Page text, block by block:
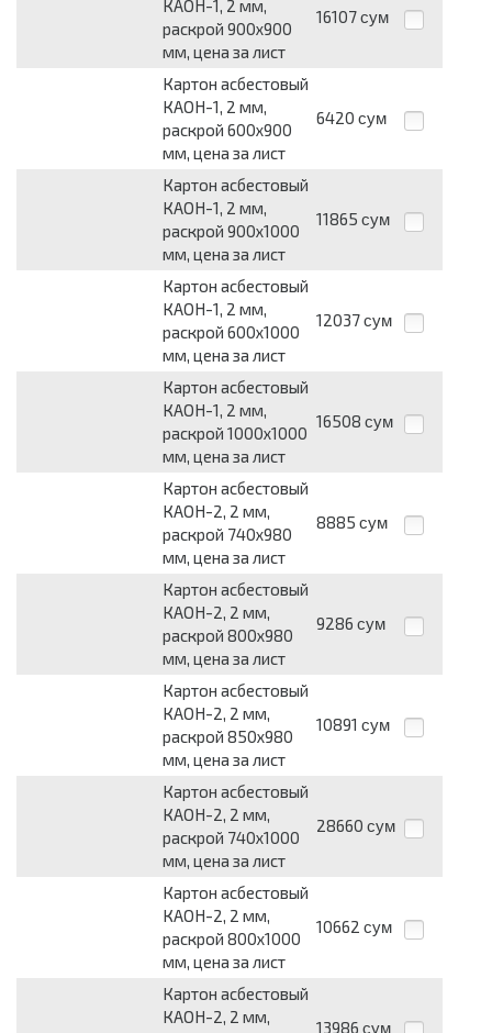
КАОН-1, 2 мм,
раскрой 900x900
мм, цена за лист
16107 сум
Картон асбестовый
КАОН-1, 2 мм,
раскрой 600x900
мм, цена за лист
6420 сум
Картон асбестовый
КАОН-1, 2 мм,
раскрой 900x1000
мм, цена за лист
11865 сум
Картон асбестовый
КАОН-1, 2 мм,
раскрой 600x1000
мм, цена за лист
12037 сум
Картон асбестовый
КАОН-1, 2 мм,
раскрой 1000x1000
мм, цена за лист
16508 сум
Картон асбестовый
КАОН-2, 2 мм,
раскрой 740x980
мм, цена за лист
8885 сум
Картон асбестовый
КАОН-2, 2 мм,
раскрой 800x980
мм, цена за лист
9286 сум
Картон асбестовый
КАОН-2, 2 мм,
раскрой 850x980
мм, цена за лист
10891 сум
Картон асбестовый
КАОН-2, 2 мм,
раскрой 740x1000
мм, цена за лист
28660 сум
Картон асбестовый
КАОН-2, 2 мм,
раскрой 800x1000
мм, цена за лист
10662 сум
Картон асбестовый
КАОН-2, 2 мм,
13986 сум